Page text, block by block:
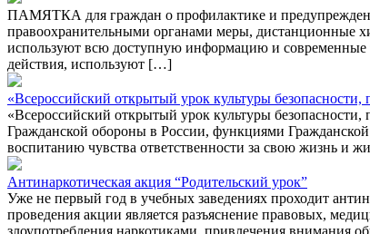
ПАМЯТКА для граждан о профилактике и
правоохранительными органами меры, дистанционные
используют всю доступную информацию и современные
действия, используют […]
«Всероссийский открытый урок культуры
«Всероссийский открытый урок культуры
Гражданской обороны в России, функциями
воспитанию чувства ответственности за свою жизнь и
Антинаркотическая акция “Родительский урок”
Уже не первый год в учебных заведениях проходит
проведения акции является разъяснение правовых,
злоупотребления наркотиками, привлечения внимания